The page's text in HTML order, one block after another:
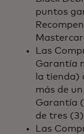
puntos
Las
Garantía
la tienda)
más de
Garantía
de tres
Las